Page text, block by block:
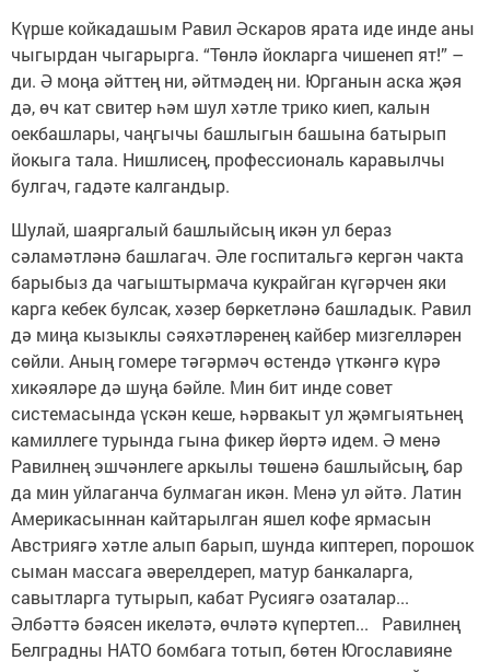
Күрше койкадашым Равил Әскаров ярата иде инде аны
чыгырдан чыгарырга. “Төнлә йокларга чишенеп ят!” –
ди. Ә моңа әйттең ни, әйтмәдең ни. Юрганын аска җәя
дә, өч кат свитер һәм шул хәтле трико киеп, калын
оекбашлары, чаңгычы башлыгын башына батырып
йокыга тала. Нишлисең, профессиональ каравылчы
булгач, гадәте калгандыр.
Шулай, шаяргалый башлыйсың икән ул бераз
сәламәтләнә башлагач. Әле госпитальгә кергән чакта
барыбыз да чагыштырмача кукрайган күгәрчен яки
карга кебек булсак, хәзер бөркетләнә башладык. Равил
дә миңа кызыклы сәяхәтләренең кайбер мизгелләрен
сөйли. Аның гомере тәгәрмәч өстендә үткәнгә күрә
хикәяләре дә шуңа бәйле. Мин бит инде совет
системасында үскән кеше, һәрвакыт ул җәмгыятьнең
камиллеге турында гына фикер йөртә идем. Ә менә
Равилнең эшчәнлеге аркылы төшенә башлыйсың, бар
да мин уйлаганча булмаган икән. Менә ул әйтә. Латин
Америкасыннан кайтарылган яшел кофе ярмасын
Австриягә хәтле алып барып, шунда киптереп, порошок
сыман массага әверелдереп, матур банкаларга,
савытларга тутырып, кабат Русиягә озаталар...
Әлбәттә бәясен икеләтә, өчләтә күпертеп... Равилнең
Белградны НАТО бомбага тотып, бөтен Югославияне